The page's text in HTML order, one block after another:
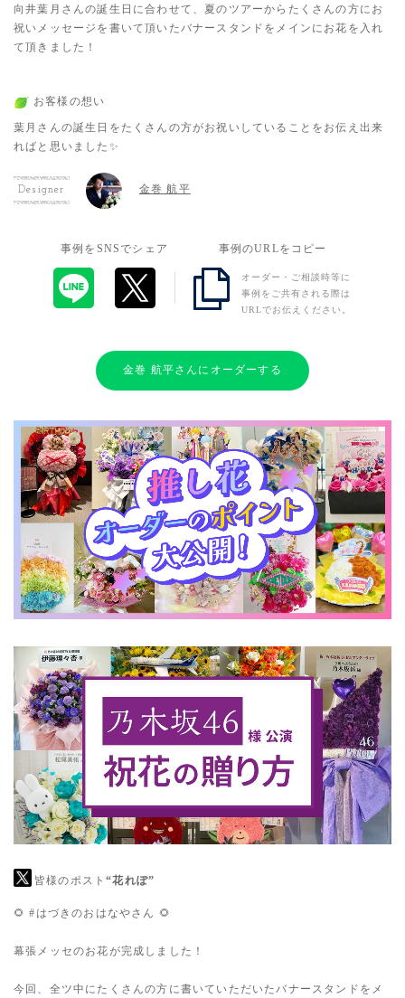
向井葉月さんの誕生日に合わせて、夏のツアーからたくさんの方にお
祝いメッセージを書いて頂いたバナースタンドをメインにお花を入れ
て頂きました！
お客様の想い
葉月さんの誕生日をたくさんの方がお祝いしていることをお伝え出来
ればと思いました✨️
Designer 金巻 航平
事例をSNSでシェア 事例のURLをコピー
オーダー・ご相談時等に
事例をご共有される際は
URLでお伝えください。
金巻 航平さんにオーダーする
皆様のポスト“花れぽ”
🌻#はづきのおはなやさん 🌻
幕張メッセのお花が完成しました！
今回、全ツ中にたくさんの方に書いていただいたバナースタンドをメ